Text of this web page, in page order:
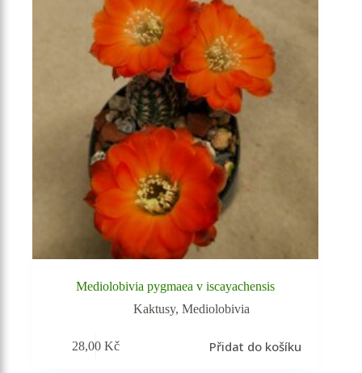
Mediolobivia pygmaea v iscayachensis
Kaktusy,Mediolobivia
28,00Kč Přidat do košíku